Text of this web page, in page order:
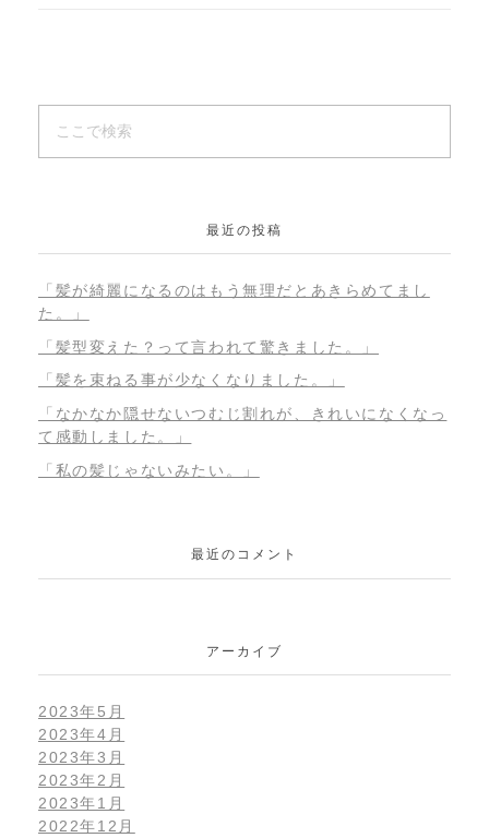
最近の投稿
「髪が綺麗になるのはもう無理だとあきらめてまし
た。」
「髪型変えた？って言われて驚きました。」
「髪を束ねる事が少なくなりました。」
「なかなか隠せないつむじ割れが、きれいになくなっ
て感動しました。」
「私の髪じゃないみたい。」
最近のコメント
アーカイブ
2023年5月
2023年4月
2023年3月
2023年2月
2023年1月
2022年12月